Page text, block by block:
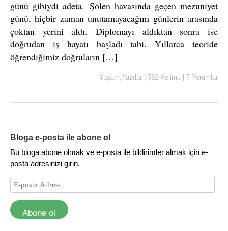
günü gibiydi adeta. Şölen havasında geçen mezuniyet
günü, hiçbir zaman unutamayacağım günlerin arasında
çoktan yerini aldı. Diplomayı aldıktan sonra ise
doğrudan iş hayatı başladı tabi. Yıllarca teoride
öğrendiğimiz doğruların […]
-- Yaşam,Yazılar 762 Kelime 7 Yorumlar
Bloga e-posta ile abone ol
Bu bloga abone olmak ve e-posta ile bildirimler almak için e-
posta adresinizi girin.
Abone ol